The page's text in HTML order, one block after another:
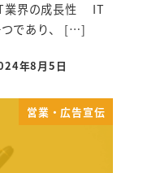
業界の成長性 IT
つであり、 […]
年8月5日
営業・広告宣伝